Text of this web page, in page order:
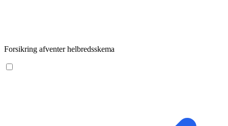
Forsikring afventer helbredsskema